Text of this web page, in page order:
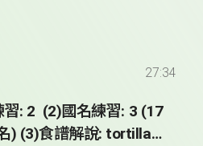
27:34
習: 2 (2)國名練習: 3 (17
) (3)食譜解說: tortilla